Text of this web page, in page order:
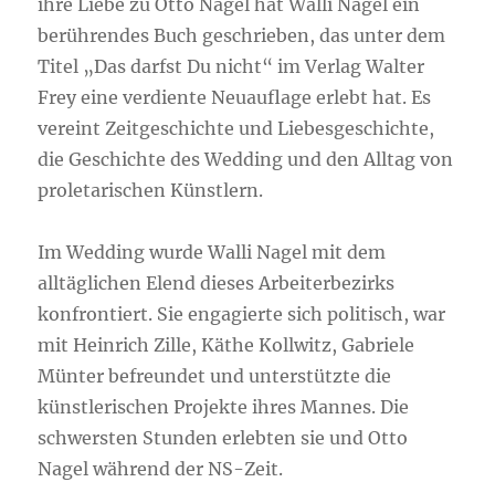
ihre Liebe zu Otto Nagel hat Walli Nagel ein
berührendes Buch geschrieben, das unter dem
Titel „Das darfst Du nicht“ im Verlag Walter
Frey eine verdiente Neuauflage erlebt hat. Es
vereint Zeitgeschichte und Liebesgeschichte,
die Geschichte des Wedding und den Alltag von
proletarischen Künstlern.
Im Wedding wurde Walli Nagel mit dem
alltäglichen Elend dieses Arbeiterbezirks
konfrontiert. Sie engagierte sich politisch, war
mit Heinrich Zille, Käthe Kollwitz, Gabriele
Münter befreundet und unterstützte die
künstlerischen Projekte ihres Mannes. Die
schwersten Stunden erlebten sie und Otto
Nagel während der NS-Zeit.